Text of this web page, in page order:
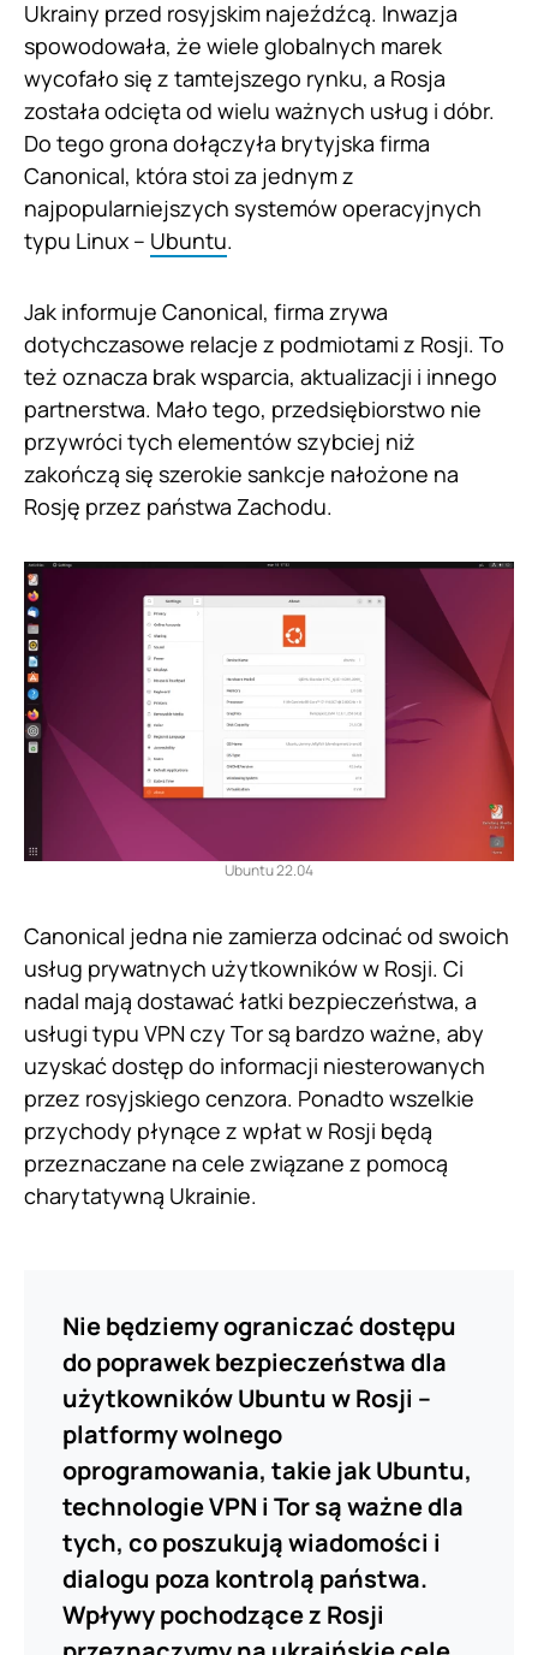
Ukrainy przed rosyjskim najeźdźcą. Inwazja
spowodowała, że wiele globalnych marek
wycofało się z tamtejszego rynku, a Rosja
została odcięta od wielu ważnych usług i dóbr.
Do tego grona dołączyła brytyjska firma
Canonical, która stoi za jednym z
najpopularniejszych systemów operacyjnych
typu Linux – Ubuntu.
Jak informuje Canonical, firma zrywa
dotychczasowe relacje z podmiotami z Rosji. To
też oznacza brak wsparcia, aktualizacji i innego
partnerstwa. Mało tego, przedsiębiorstwo nie
przywróci tych elementów szybciej niż
zakończą się szerokie sankcje nałożone na
Rosję przez państwa Zachodu.
Ubuntu 22.04
Canonical jedna nie zamierza odcinać od swoich
usług prywatnych użytkowników w Rosji. Ci
nadal mają dostawać łatki bezpieczeństwa, a
usługi typu VPN czy Tor są bardzo ważne, aby
uzyskać dostęp do informacji niesterowanych
przez rosyjskiego cenzora. Ponadto wszelkie
przychody płynące z wpłat w Rosji będą
przeznaczane na cele związane z pomocą
charytatywną Ukrainie.
Nie będziemy ograniczać dostępu
do poprawek bezpieczeństwa dla
użytkowników Ubuntu w Rosji –
platformy wolnego
oprogramowania, takie jak Ubuntu,
technologie VPN i Tor są ważne dla
tych, co poszukują wiadomości i
dialogu poza kontrolą państwa.
Wpływy pochodzące z Rosji